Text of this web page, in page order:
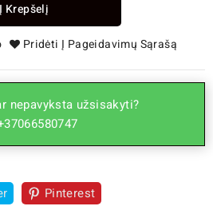
Į Krepšelį
Pridėti Į Pageidavimų Sąrašą
nepavyksta užsisakyti?
Pinterest